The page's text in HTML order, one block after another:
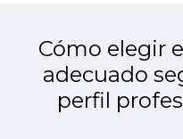
Cómo elegir
adecuado
perfil